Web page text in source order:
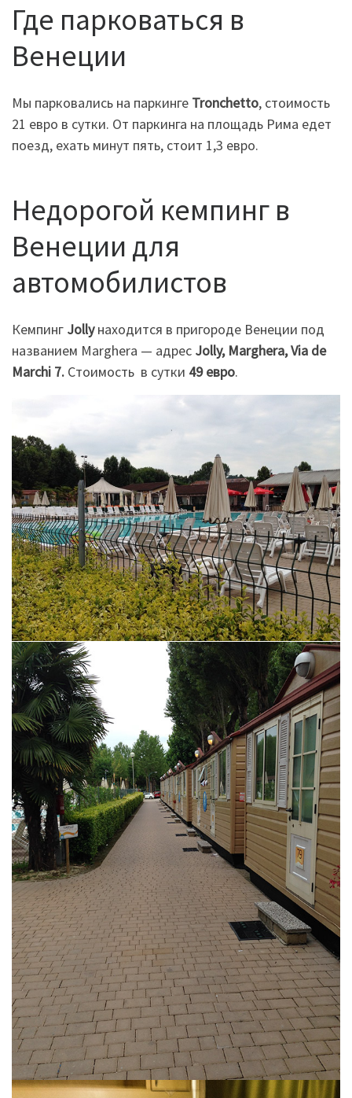
Где парковаться в
Венеции
Мы парковались на паркинге Tronchetto, стоимость
21 евро в сутки. От паркинга на площадь Рима едет
поезд, ехать минут пять, стоит 1,3 евро.
Недорогой кемпинг в
Венеции для
автомобилистов
Кемпинг Jollyнаходится в пригороде Венеции под
названием Marghera — адрес Jolly, Marghera, Via de
Marchi 7. Стоимость в сутки 49 евро.